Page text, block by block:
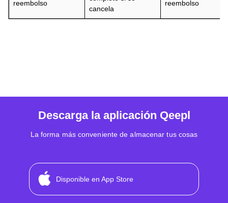
reembolso
cancela
reembolso
Descarga la aplicación Qeepl
La forma más conveniente de almacenar tus cosas
Disponible en App Store